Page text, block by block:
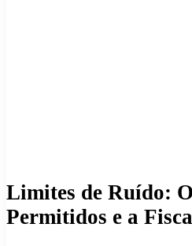
Limites de Ruído:
Permitidos e a